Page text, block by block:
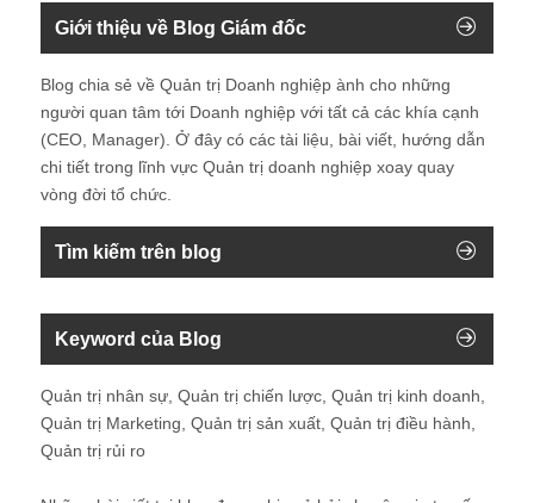
Giới thiệu về Blog Giám đốc
Blog chia sẻ về Quản trị Doanh nghiệp ành cho những
người quan tâm tới Doanh nghiệp với tất cả các khía cạnh
(CEO, Manager). Ở đây có các tài liệu, bài viết, hướng dẫn
chi tiết trong lĩnh vực Quản trị doanh nghiệp xoay quay
vòng đời tổ chức.
Tìm kiếm trên blog
Keyword của Blog
Quản trị nhân sự, Quản trị chiến lược, Quản trị kinh doanh,
Quản trị Marketing, Quản trị sản xuất, Quản trị điều hành,
Quản trị rủi ro